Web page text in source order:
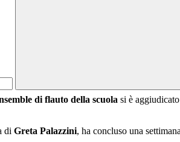
di flauto della scuola si è
di Greta Palazzini, ha concluso una